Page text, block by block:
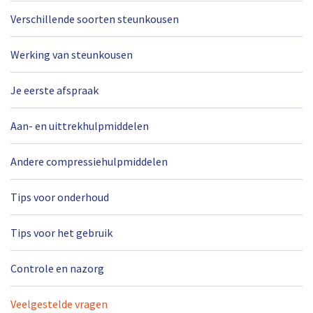
Verschillende soorten steunkousen
Werking van steunkousen
Je eerste afspraak
Aan- en uittrekhulpmiddelen
Andere compressiehulpmiddelen
Tips voor onderhoud
Tips voor het gebruik
Controle en nazorg
Veelgestelde vragen